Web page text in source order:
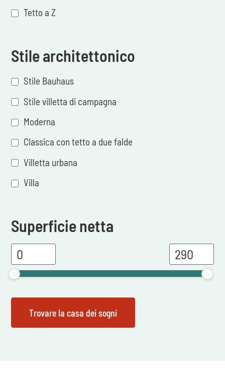
Tetto a Z
Stile architettonico
Stile Bauhaus
Stile villetta di campagna
Moderna
Classica con tetto a due falde
Villetta urbana
Villa
Superficie netta